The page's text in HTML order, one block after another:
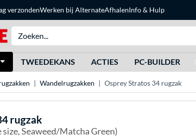
verzondenWerken bij AlternateAfhalenInfo & Hulp
TWEEDEKANS ACTIES PC-BUILDER
Wandelrugzakken Osprey Stratos 34 rugzak
rugzak
Seaweed/Matcha Green)